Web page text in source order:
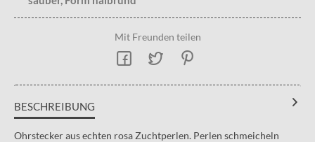
Mit Freunden teilen
BESCHREIBUNG
Ohrstecker aus echten rosa Zuchtperlen. Perlen schmeicheln